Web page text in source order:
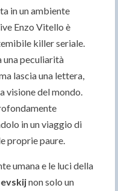
in un ambiente
Enzo Vitello è
killer seriale.
una peculiarità
lascia una lettera,
visione del mondo.
in un viaggio di
proprie paure.
umana e le luci della
non solo un